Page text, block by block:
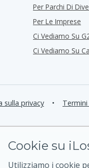
Per Parchi Di
Per Le Imprese
Ci Vediamo Su
Ci Vediamo Su
sulla privacy • Termini
Cookie su
Utilizziamo i cookie